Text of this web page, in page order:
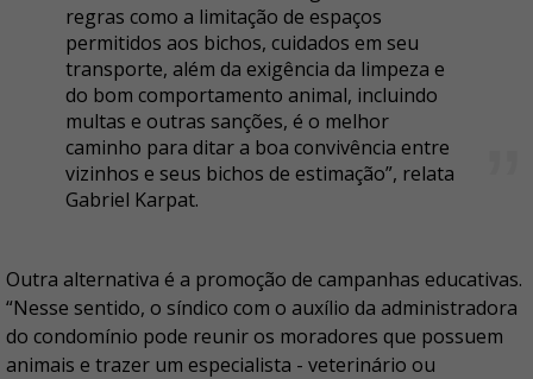
regras como a limitação de espaços
permitidos aos bichos, cuidados em seu
transporte, além da exigência da limpeza e
do bom comportamento animal, incluindo
multas e outras sanções, é o melhor
caminho para ditar a boa convivência entre
vizinhos e seus bichos de estimação”, relata
Gabriel Karpat.
Outra alternativa é a promoção de campanhas educativas.
“Nesse sentido, o síndico com o auxílio da administradora
do condomínio pode reunir os moradores que possuem
animais e trazer um especialista - veterinário ou